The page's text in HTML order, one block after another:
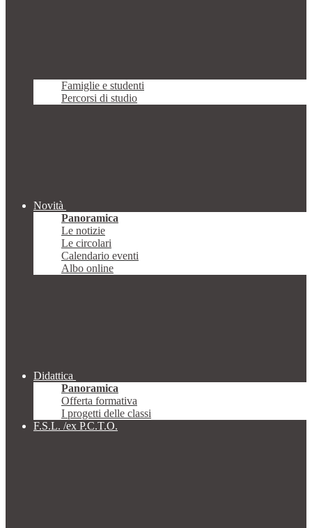
Famiglie e studenti
Percorsi di studio
Novità
Panoramica
Le notizie
Le circolari
Calendario eventi
Albo online
Didattica
Panoramica
Offerta formativa
I progetti delle classi
F.S.L. /ex P.C.T.O.